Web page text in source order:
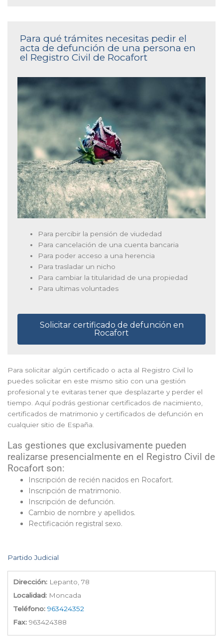
Para qué trámites necesitas pedir el
acta de defunción de una persona en
el Registro Civil de Rocafort
Para percibir la pensión de viudedad
Para cancelación de una cuenta bancaria
Para poder acceso a una herencia
Para trasladar un nicho
Para cambiar la titularidad de una propiedad
Para ultimas voluntades
Solicitar certificado de defunción en
Rocafort
Para solicitar algún certificado o acta al Registro Civil lo
puedes solicitar en este mismo sitio con una gestión
profesional y te evitaras tener que desplazarte y perder el
tiempo. Aquí podrás gestionar certificados de nacimiento,
certificados de matrimonio y certificados de defunción en
cualquier sitio de España.
Las gestiones que exclusivamente pueden
realizarse presencialmente en el Registro Civil de
Rocafort son:
Inscripción de recién nacidos en Rocafort.
Inscripción de matrimonio.
Inscripción de defunción.
Cambio de nombre y apellidos.
Rectificación registral sexo.
Partido Judicial
Dirección: Lepanto, 78
Localidad: Moncada
Teléfono: 963424352
Fax: 963424388